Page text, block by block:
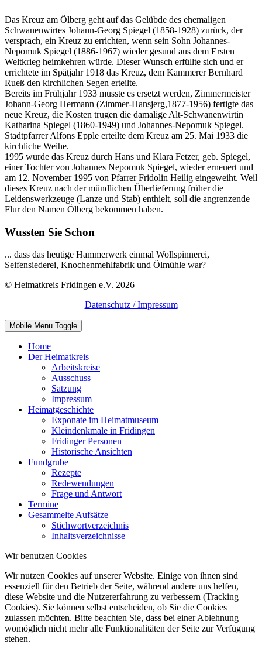
Das Kreuz am Ölberg geht auf das Gelübde des ehemaligen
Schwanenwirtes Johann-Georg Spiegel (1858-1928) zurück, der
versprach, ein Kreuz zu errichten, wenn sein Sohn Johannes-
Nepomuk Spiegel (1886-1967) wieder gesund aus dem Ersten
Weltkrieg heimkehren würde. Dieser Wunsch erfüllte sich und er
errichtete im Spätjahr 1918 das Kreuz, dem Kammerer Bernhard
Rueß den kirchlichen Segen erteilte.
Bereits im Frühjahr 1933 musste es ersetzt werden, Zimmermeister
Johann-Georg Hermann (Zimmer-Hansjerg,1877-1956) fertigte das
neue Kreuz, die Kosten trugen die damalige Alt-Schwanenwirtin
Katharina Spiegel (1860-1949) und Johannes-Nepomuk Spiegel.
Stadtpfarrer Alfons Epple erteilte dem Kreuz am 25. Mai 1933 die
kirchliche Weihe.
1995 wurde das Kreuz durch Hans und Klara Fetzer, geb. Spiegel,
einer Tochter von Johannes Nepomuk Spiegel, wieder erneuert und
am 12. November 1995 von Pfarrer Fridolin Heilig eingeweiht. Weil
dieses Kreuz nach der mündlichen Überlieferung früher die
Leidenswerkzeuge (Lanze und Stab) enthielt, soll die angrenzende
Flur den Namen Ölberg bekommen haben.
Wussten Sie Schon
... dass das heutige Hammerwerk einmal Wollspinnerei,
Seifensiederei, Knochenmehlfabrik und Ölmühle war?
© Heimatkreis Fridingen e.V. 2026
Datenschutz / Impressum
Mobile Menu Toggle
Home
Der Heimatkreis
Arbeitskreise
Ausschuss
Satzung
Impressum
Heimatgeschichte
Exponate im Heimatmuseum
Kleindenkmale in Fridingen
Fridinger Personen
Historische Ansichten
Fundgrube
Rezepte
Redewendungen
Frage und Antwort
Termine
Gesammelte Aufsätze
Stichwortverzeichnis
Inhaltsverzeichnisse
Wir benutzen Cookies
Wir nutzen Cookies auf unserer Website. Einige von ihnen sind
essenziell für den Betrieb der Seite, während andere uns helfen,
diese Website und die Nutzererfahrung zu verbessern (Tracking
Cookies). Sie können selbst entscheiden, ob Sie die Cookies
zulassen möchten. Bitte beachten Sie, dass bei einer Ablehnung
womöglich nicht mehr alle Funktionalitäten der Seite zur Verfügung
stehen.